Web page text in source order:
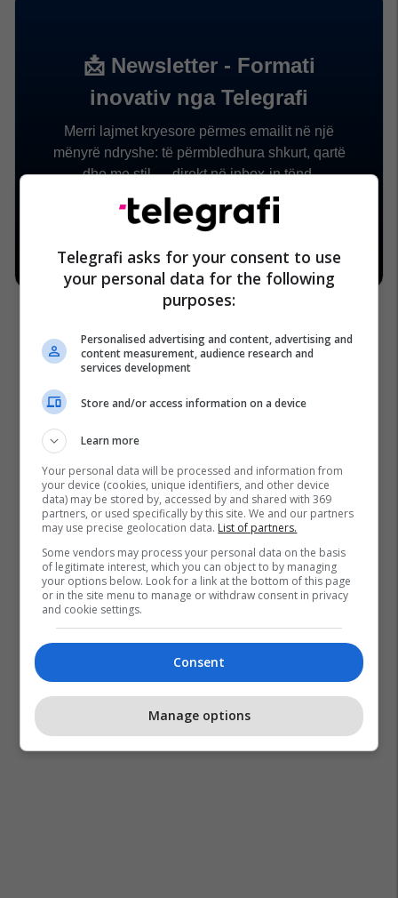
Telegrafi asks for your consent to use
your personal data for the following
purposes:
Personalised advertising and content, advertising and
content measurement, audience research and
services development
Store and/or access information on a device
Learn more
Your personal data will be processed and information from
your device (cookies, unique identifiers, and other device
data) may be stored by, accessed by and shared with 369
partners, or used specifically by this site. We and our partners
may use precise geolocation data. List of partners.
Some vendors may process your personal data on the basis
of legitimate interest, which you can object to by managing
your options below. Look for a link at the bottom of this page
or in the site menu to manage or withdraw consent in privacy
and cookie settings.
Consent
Manage options